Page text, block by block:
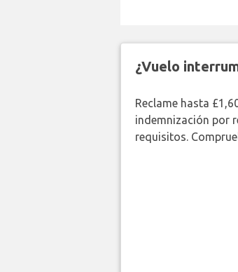
¿Vuelo
Reclame hasta
indemnización por
requisitos.